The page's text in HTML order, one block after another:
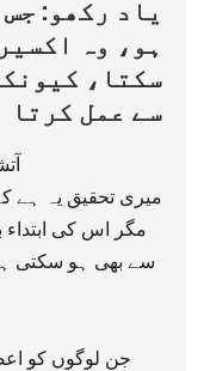
یاد رکھو:
ہو، وہ
سکتا،
سے عمل کرتا
میری تحقیق یہ ہے
مگر اس کی
سے بھی ہو سکتی
جن لوگوں کو